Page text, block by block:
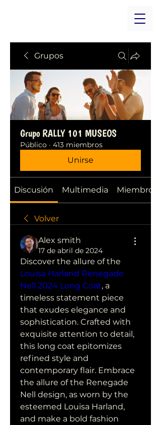
Grupos
Grupo RALLY 101 MUSEOS
Público · 413 miembros
Unirse
Discusión Multimedia Miembros
Volver
Alex smith
17 de abril de 2024
Louisa Harland Renegade
Nell 2024 Long Coat, a
timeless statement piece
that exudes elegance and
sophistication. Crafted with
exquisite attention to detail,
this long coat epitomizes
refined style and
contemporary flair. Embrace
the allure of the Renegade
Nell design, as worn by the
esteemed Louisa Harland,
and make a bold fashion